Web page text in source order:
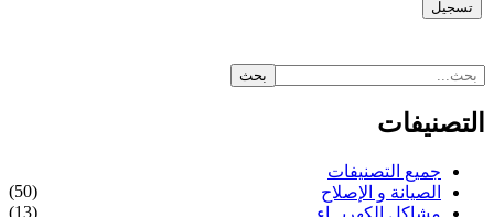
التصنيفات
جميع التصنيفات
الصيانة و الإصلاح
(50)
(13)